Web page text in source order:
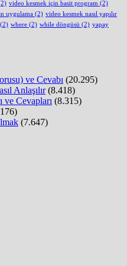
video kesmek için basit program (2)
uygulama (2) video kesmek nasıl yapılır
(2) where (2) while döngüsü (2) yapay
ve Cevabı (20.295)
Anlaşılır (8.418)
ve Cevapları (8.315)
(7.647)